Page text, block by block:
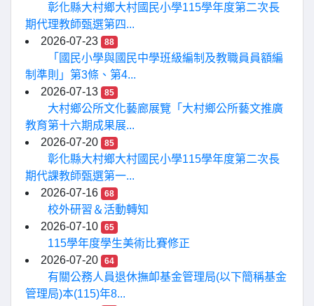
彰化縣大村鄉大村國民小學115學年度第二次長
期代理教師甄選第四...
2026-07-23
88
「國民小學與國民中學班級編制及教職員員額編
制準則」第3條、第4...
2026-07-13
85
大村鄉公所文化藝廊展覽「大村鄉公所藝文推廣
教育第十六期成果展...
2026-07-20
85
彰化縣大村鄉大村國民小學115學年度第二次長
期代課教師甄選第一...
2026-07-16
68
校外研習＆活動轉知
2026-07-10
65
115學年度學生美術比賽修正
2026-07-20
64
有關公務人員退休撫卹基金管理局(以下簡稱基金
管理局)本(115)年8...